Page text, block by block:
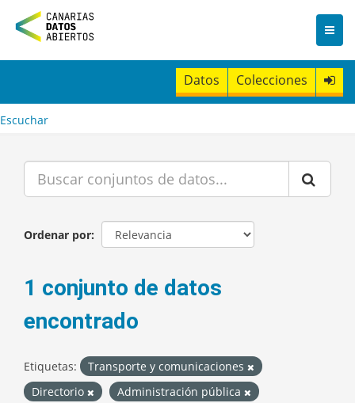
n
t
Datos Colecciones
Escuchar
Ordenar por
1 conjunto de datos
encontrado
Etiquetas:
Transporte y comunicaciones
Directorio
Administración pública